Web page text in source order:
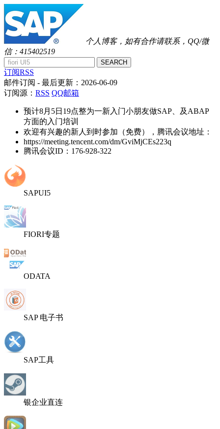
个人博客，如有合作请联系，QQ/微
信：415402519
SEARCH
订阅RSS
邮件订阅 - 最后更新： 2026-06-09
订阅源： RSS QQ邮箱
预计8月5日19点整为一新入门小朋友做SAP、及ABAP
方面的入门培训
欢迎有兴趣的新人到时参加（免费），腾讯会议地址：
https://meeting.tencent.com/dm/GviMjCEs223q
腾讯会议ID：176-928-322
SAPUI5
FIORI专题
ODATA
SAP 电子书
SAP工具
银企业直连